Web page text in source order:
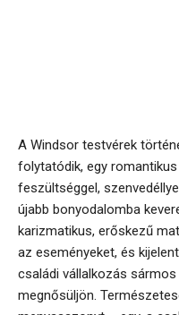
A Windsor testvérek
folytatódik, egy
feszültséggel,
újabb bonyodalomba
karizmatikus, erőskezű
az eseményeket, és
családi vállalkozás
megnősüljön.